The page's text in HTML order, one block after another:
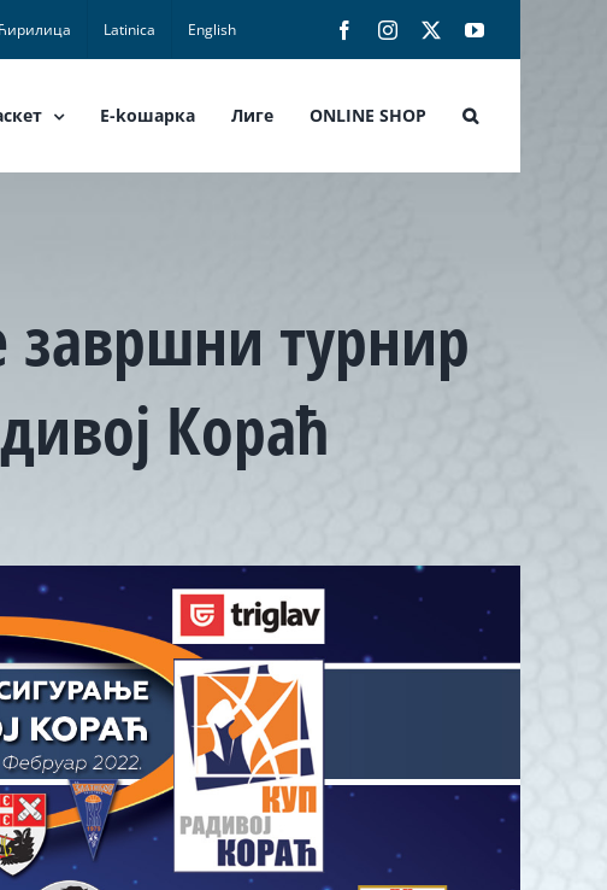
Latinica English FacebookInstagram YouTube
E-koшарка Лиге ONLINE SHOP
завршни турнир
Кораћ